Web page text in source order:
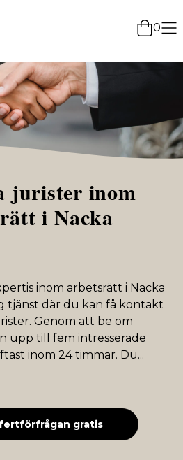
0
jurister inom
i Nacka
inom arbetsrätt i Nacka
tjänst där du kan få kontakt
Genom att be om
upp till fem intresserade
inom 24 timmar. Du...
gratis